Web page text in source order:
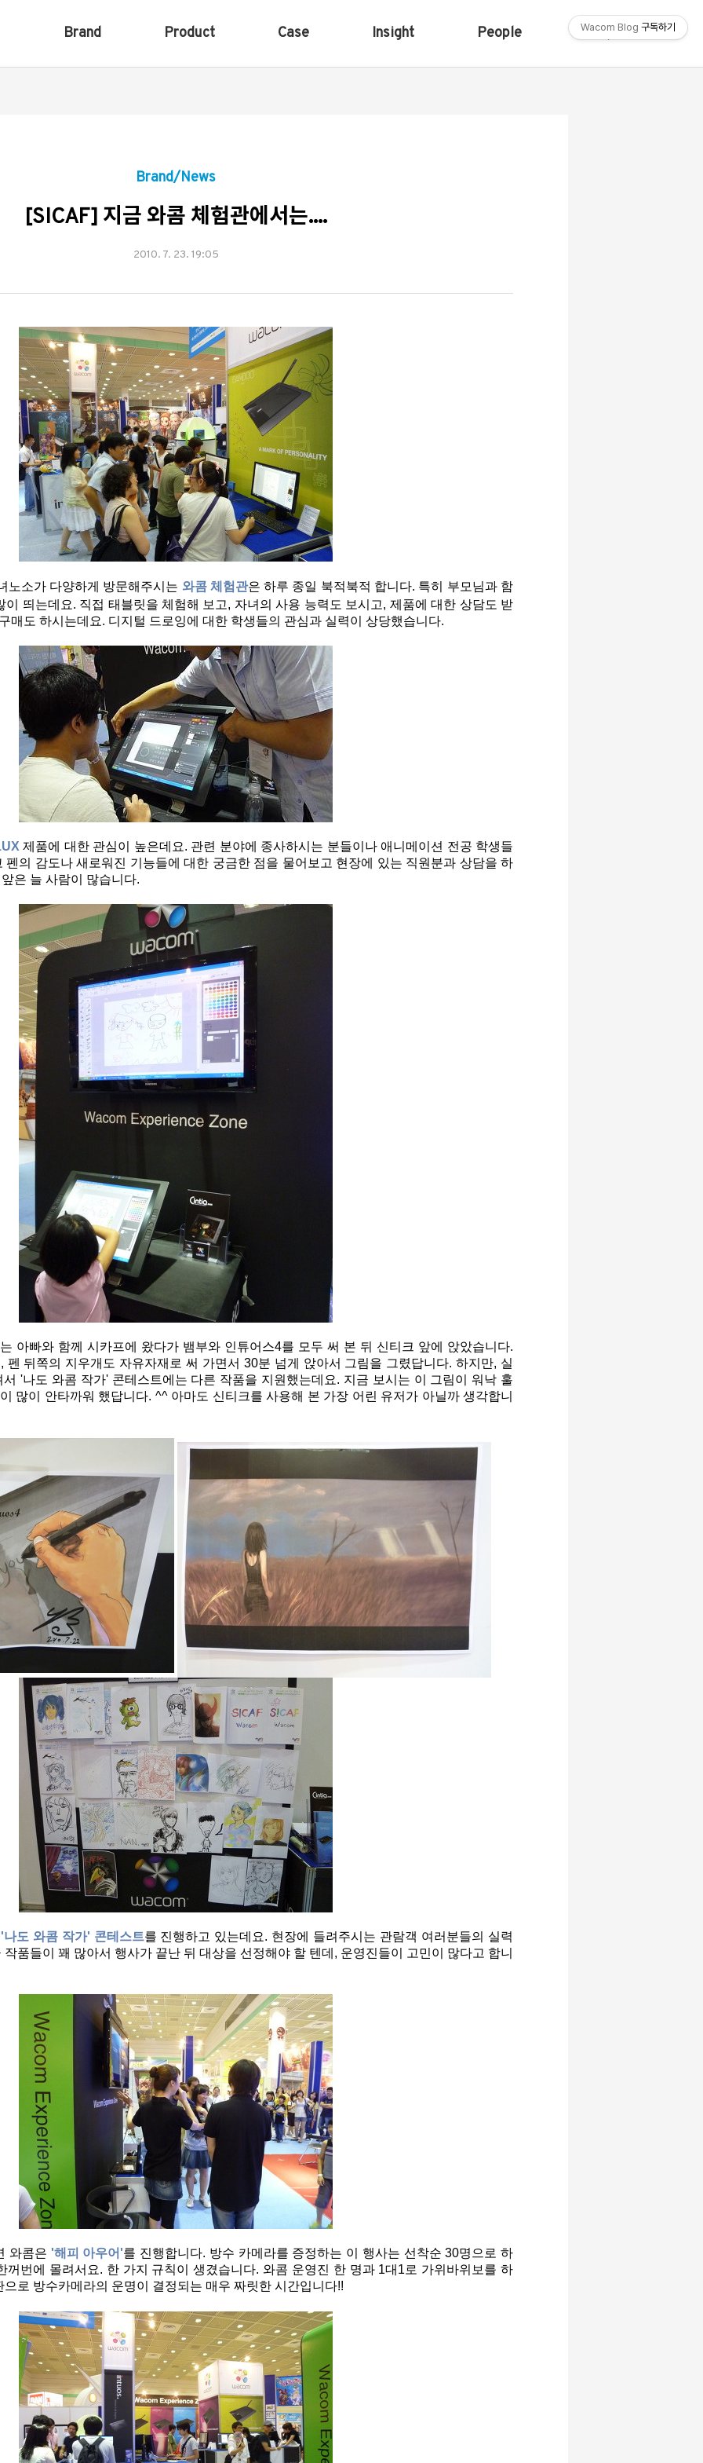
Brand Product Case Insight People Shop
Brand/News
[SICAF] 지금 와콤 체험관에서는....
2010. 7. 23. 19:05
노소가 다양하게 방문해주시는 와콤 체험관은 하루 종일 북적북적 합니다. 특히 부모님과 함
이 띄는데요. 직접 태블릿을 체험해 보고, 자녀의 사용 능력도 보시고, 제품에 대한 상담도 받
매도 하시는데요. 디지털 드로잉에 대한 학생들의 관심과 실력이 상당했습니다.
제품에 대한 관심이 높은데요. 관련 분야에 종사하시는 분들이나 애니메이션 전공 학생들
펜의 감도나 새로워진 기능들에 대한 궁금한 점을 물어보고 현장에 있는 직원분과 상담을 하
은 늘 사람이 많습니다.
아빠와 함께 시카프에 왔다가 뱀부와 인튜어스4를 모두 써 본 뒤 신티크 앞에 앉았습니다.
펜 뒤쪽의 지우개도 자유자재로 써 가면서 30분 넘게 앉아서 그림을 그렸답니다. 하지만, 실
'나도 와콤 작가' 콘테스트에는 다른 작품을 지원했는데요. 지금 보시는 이 그림이 워낙 훌
많이 안타까워 했답니다. ^^ 아마도 신티크를 사용해 본 가장 어린 유저가 아닐까 생각합니
도 와콤 작가' 콘테스트를 진행하고 있는데요. 현장에 들려주시는 관람객 여러분들의 실력
품들이 꽤 많아서 행사가 끝난 뒤 대상을 선정해야 할 텐데, 운영진들이 고민이 많다고 합니
와콤은 '해피 아우어'를 진행합니다. 방수 카메라를 증정하는 이 행사는 선착순 30명으로 하
꺼번에 몰려서요. 한 가지 규칙이 생겼습니다. 와콤 운영진 한 명과 1대1로 가위바위보를 하
로 방수카메라의 운명이 결정되는 매우 짜릿한 시간입니다!!
Wacom Blog 구독하기